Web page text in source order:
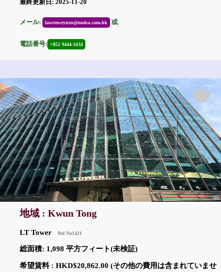
最終更新日: 2025-11-20
メール: lawrenceyuen@moku.com.hk 或
電話番号: +852 9444-3434
地域 : Kwun Tong
LT Tower Ref No1421
総面積: 1,098 平方フィート(未検証)
希望賃料 : HKD$20,862.00 (その他の費用は含まれていませ